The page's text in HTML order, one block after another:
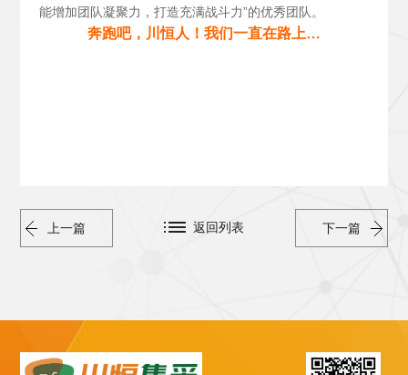
能增加团队凝聚力，打造充满战斗力”的优秀团队。
奔跑吧，川恒人！我们一直在路上…
上一篇 下一篇
返回列表